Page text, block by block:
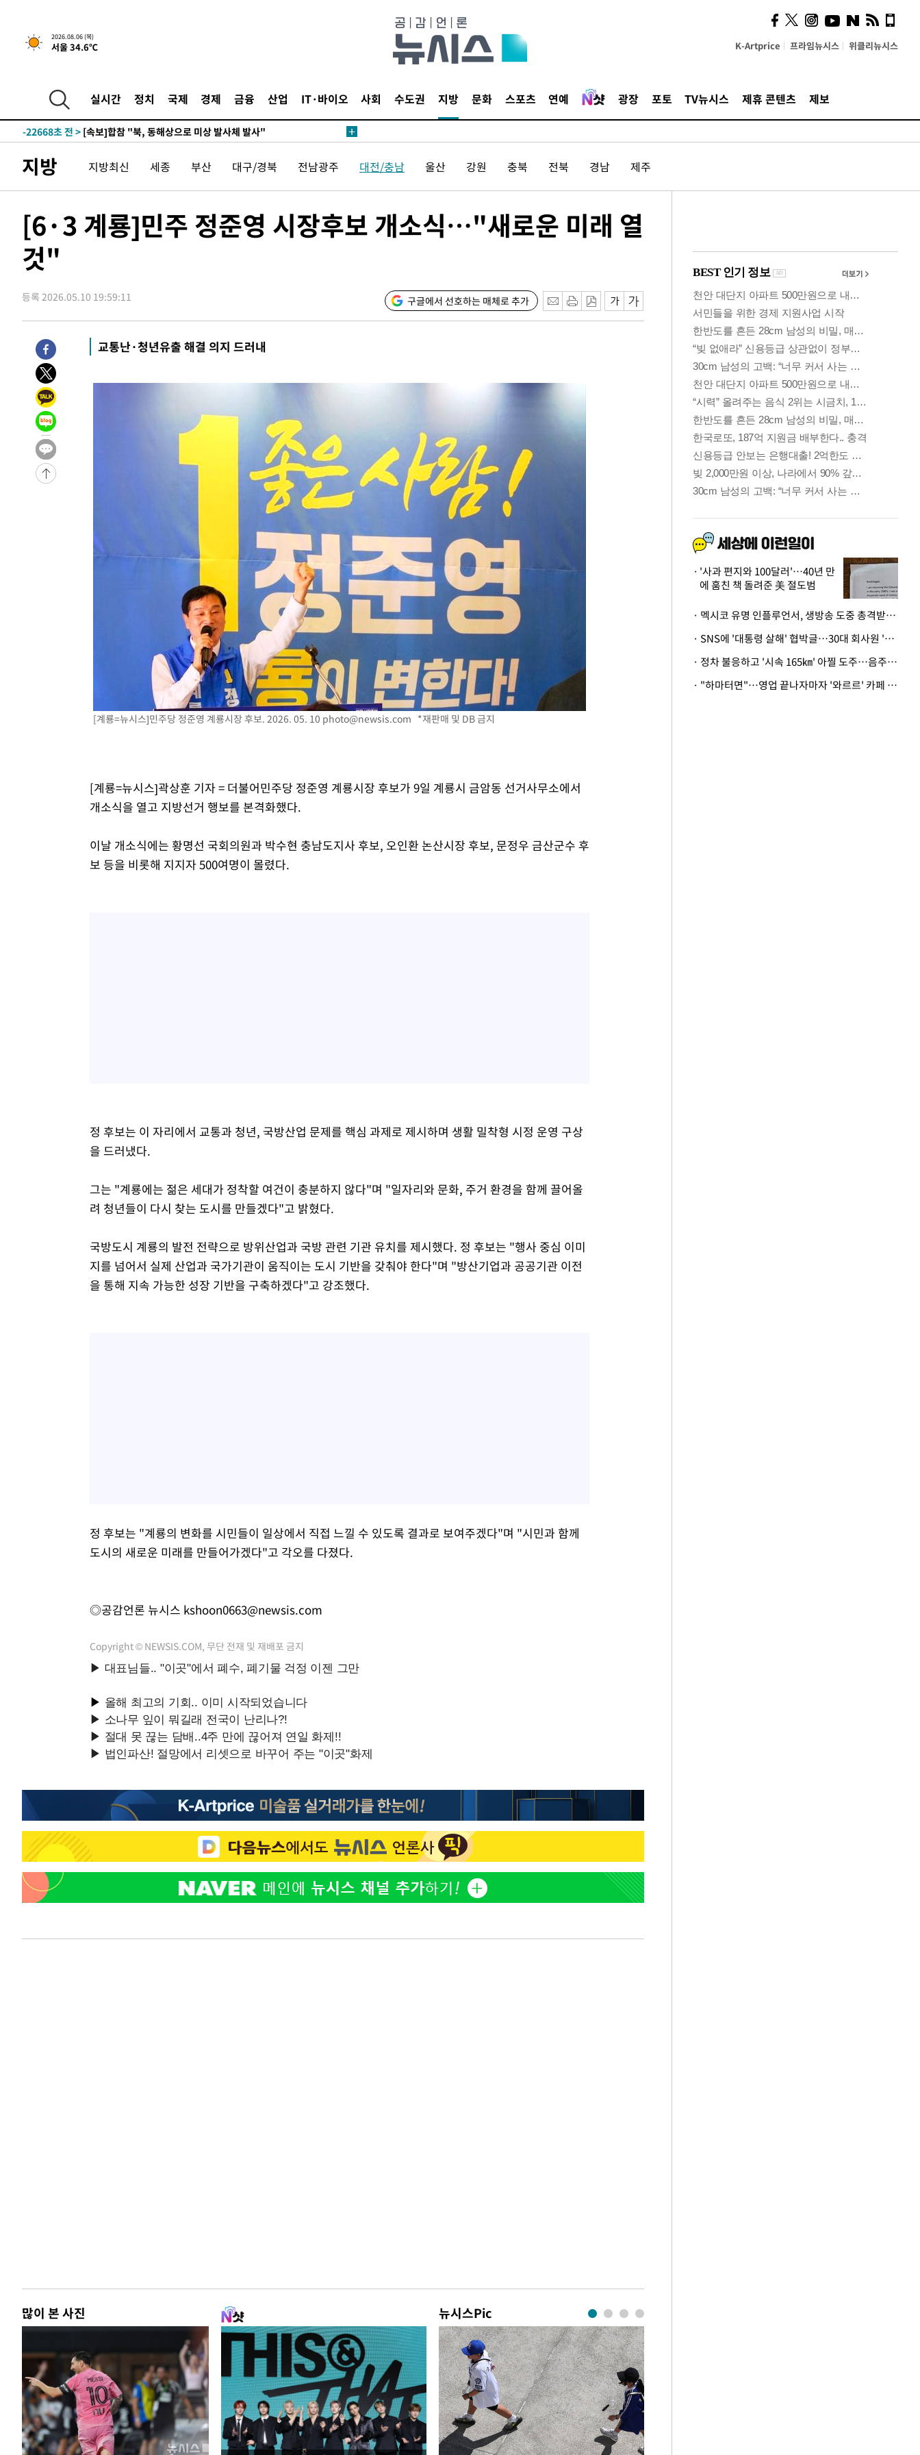
2026.08.06 (목)
서울 34.6℃ K-Artprice 프라임뉴시스 위클리뉴시스
실시간 정치 국제 경제 금융 산업 IT·바이오 사회 수도권 지방 문화 스포츠 연예 광장 포토 TV뉴시스 제휴 콘텐츠 제보
18분 전 >[속보]경찰, '홍명보 선임 논란' 대한축구협회·축구회관 등 압수수색
-24832초 전 >
日방위성, 北이 동해로 쏜 발사체는 탄도미사일 가능성
-23262초 전 >
-22668초 전 > [속보]합참 "북, 동해상으로 미상 발사체 발사"
-22023초 전 >
[속보]7~9일 프로야구 3연전도 폭염 취소…11일 재개
-21685초 전 >"韓 외환시장 개입 관측 배경엔 美의 대한국 무역적자 있어"
-21352초 전 > 서울 낮 37.9도, 올여름 최고치 경신…영등포 순간 '40도'
-20914초 전 >
-17009초 전 >
-16804초 전 >[속보]원·달러 환율, 0.7원 내린 1423.8원 마감
-14403초 전 >"여기 떨어졌다"…다누리, 스페이스X 로켓 달 충돌 흔적 포착
-11448초 전 >
손흥민, 5경기 연속골 실패…LAFC는 승부차기 끝 과달라하라 격파
-4049초 전 >
-3686초 전 >
트럼프, 한국계 진보 주지사 후보 맹공…"공산주의가 최대 위협"
-3664초 전 >
-184초 전 >
[속보]산업장관 "李정부, 원전 반대 안해…안정 전력 위해 불가피"
18분 전 >
[속보]경찰, '홍명보 선임 논란' 대한축구협회·축구회관 등 압수수색
-25084초 전 >
[속보]합참 "北 발사체는 단거리탄도미사일…감시·경계태세 강
화"
-24832초 전 >
日방위성, 北이 동해로 쏜 발사체는 탄도미사일 가능성
[속보] SKT, 에이닷 서비스 장애 발생…"원인 파악 중"
[속보]합참 "북, 동해상으로 미상 발사체 발사"
'낮 최고 39도' 불볕더위…한밤 열대야도 계속[내일날씨]
[속보]7~9일 프로야구 3연전도 폭염 취소…11일 재개
"韓 외환시장 개입 관측 배경엔 美의 대한국 무역적자 있어"
'월드컵 탈락 후폭풍' 축구협회…초유의 압수수색에 '충격·당황'
서울 낮 37.9도, 올여름 최고치 경신…영등포 순간 '40도'
[속보]종합특검, 대검 추가 압수수색…내란 중요임무종사 혐의
[속보]코스닥, 800p 회복…0.26% 오른 801.67 마감
[속보]코스피, 301.88포인트(4.58%) 내린 6296.38 마감
[속보]원·달러 환율, 0.7원 내린 1423.8원 마감
"여기 떨어졌다"…다누리, 스페이스X 로켓 달 충돌 흔적 포착
손흥민, 5경기 연속골 실패…LAFC는 승부차기 끝 과달라하라 격파
"美간섭에 합의 지연"…트럼프, '이란 호르무즈 통제권' 수용할까
[속보]산업장관 "李정부, 원전 반대 안해…안정 전력 위해 불가피"
지방 지방최신 세종 부산 대구/경북 전남광주 대전/충남 울산 강원 충북 전북 경남 제주
[6·3 계룡]민주 정준영 시장후보 개소식…"새로운 미래 열
것"
등록 2026.05.10 19:59:11 구글에서 선호하는 매체로 추가
교통난·청년유출 해결 의지 드러내
[계룡=뉴시스]민주당 정준영 계룡시장 후보. 2026. 05. 10 photo@newsis.com *재판매 및 DB 금지
[계룡=뉴시스]곽상훈 기자 = 더불어민주당 정준영 계룡시장 후보가 9일 계룡시 금암동 선거사무소에서
개소식을 열고 지방선거 행보를 본격화했다.
이날 개소식에는 황명선 국회의원과 박수현 충남도지사 후보, 오인환 논산시장 후보, 문정우 금산군수 후
보 등을 비롯해 지지자 500여명이 몰렸다.
정 후보는 이 자리에서 교통과 청년, 국방산업 문제를 핵심 과제로 제시하며 생활 밀착형 시정 운영 구상
을 드러냈다.
그는 "계룡에는 젊은 세대가 정착할 여건이 충분하지 않다"며 "일자리와 문화, 주거 환경을 함께 끌어올
려 청년들이 다시 찾는 도시를 만들겠다"고 밝혔다.
국방도시 계룡의 발전 전략으로 방위산업과 국방 관련 기관 유치를 제시했다. 정 후보는 "행사 중심 이미
지를 넘어서 실제 산업과 국가기관이 움직이는 도시 기반을 갖춰야 한다"며 "방산기업과 공공기관 이전
을 통해 지속 가능한 성장 기반을 구축하겠다"고 강조했다.
정 후보는 "계룡의 변화를 시민들이 일상에서 직접 느낄 수 있도록 결과로 보여주겠다"며 "시민과 함께
도시의 새로운 미래를 만들어가겠다"고 각오를 다졌다.
◎공감언론 뉴시스 kshoon0663@newsis.com
Copyright © NEWSIS.COM, 무단 전재 및 재배포 금지
많이 본 사진 뉴시스Pic
의견, 국토부·LH에 충실히
전달할 것"
'사과 편지와 100달러'…40년 만
에 훔친 책 돌려준 美 절도범
· 멕시코 유명 인플루언서, 생방송 도중 총격받아 사망
· SNS에 '대통령 살해' 협박글…30대 회사원 '불구속 송치'
· 정차 불응하고 '시속 165㎞' 아찔 도주…음주운전자 체포
· "하마터면"…영업 끝나자마자 '와르르' 카페 테라스 덮친 대리석 외벽